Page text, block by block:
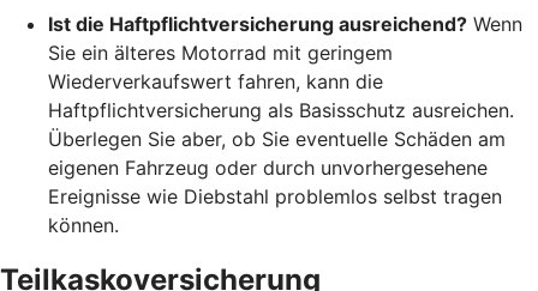
Ist die Haftpflichtversicherung ausreichend? Wenn
Sie ein älteres Motorrad mit geringem
Wiederverkaufswert fahren, kann die
Haftpflichtversicherung als Basisschutz ausreichen.
Überlegen Sie aber, ob Sie eventuelle Schäden am
eigenen Fahrzeug oder durch unvorhergesehene
Ereignisse wie Diebstahl problemlos selbst tragen
können.
Teilkaskoversicherung